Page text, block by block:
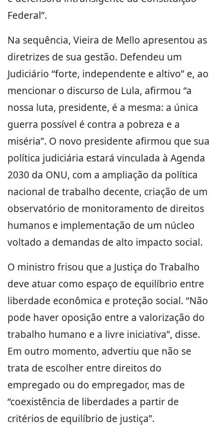
Federal”.
Na sequência, Vieira de Mello apresentou as
diretrizes de sua gestão. Defendeu um
Judiciário “forte, independente e altivo” e, ao
mencionar o discurso de Lula, afirmou “a
nossa luta, presidente, é a mesma: a única
guerra possível é contra a pobreza e a
miséria”. O novo presidente afirmou que sua
política judiciária estará vinculada à Agenda
2030 da ONU, com a ampliação da política
nacional de trabalho decente, criação de um
observatório de monitoramento de direitos
humanos e implementação de um núcleo
voltado a demandas de alto impacto social.
O ministro frisou que a Justiça do Trabalho
deve atuar como espaço de equilíbrio entre
liberdade econômica e proteção social. “Não
pode haver oposição entre a valorização do
trabalho humano e a livre iniciativa”, disse.
Em outro momento, advertiu que não se
trata de escolher entre direitos do
empregado ou do empregador, mas de
“coexistência de liberdades a partir de
critérios de equilíbrio de justiça”.